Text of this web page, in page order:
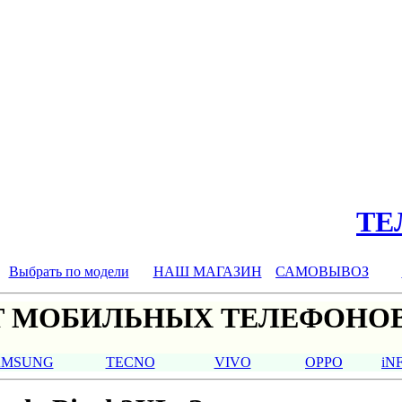
Выбрать по модели НАШ МАГАЗИН САМОВЫВОЗ
МОБИЛЬНЫХ
TECNO VIVO OPPO